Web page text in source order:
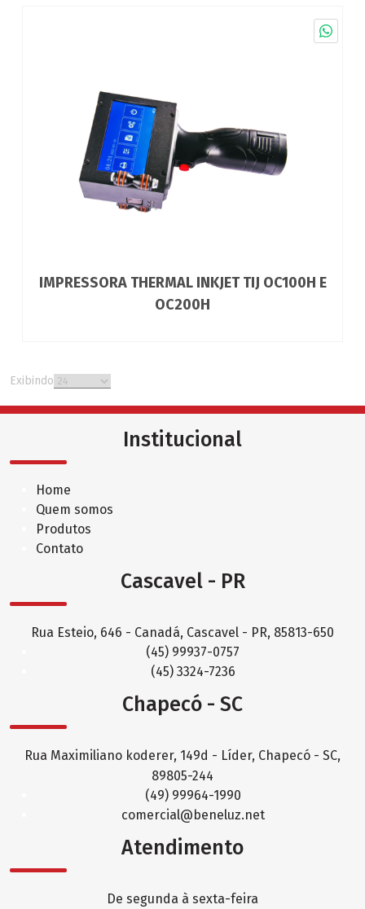
IMPRESSORA THERMAL INKJET TIJ OC100H E
OC200H
Exibindo
Institucional
Home
Quem somos
Produtos
Contato
Cascavel - PR
Rua Esteio, 646 - Canadá, Cascavel - PR, 85813-650
(45) 99937-0757
(45) 3324-7236
Chapecó - SC
Rua Maximiliano koderer, 149d - Líder, Chapecó - SC,
89805-244
(49) 99964-1990
comercial@beneluz.net
Atendimento
De segunda à sexta-feira